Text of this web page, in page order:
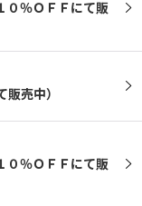
０％ＯＦＦにて販
売中）
０％ＯＦＦにて販